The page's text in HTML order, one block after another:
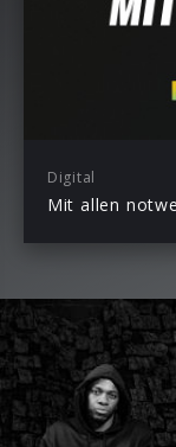
Digital